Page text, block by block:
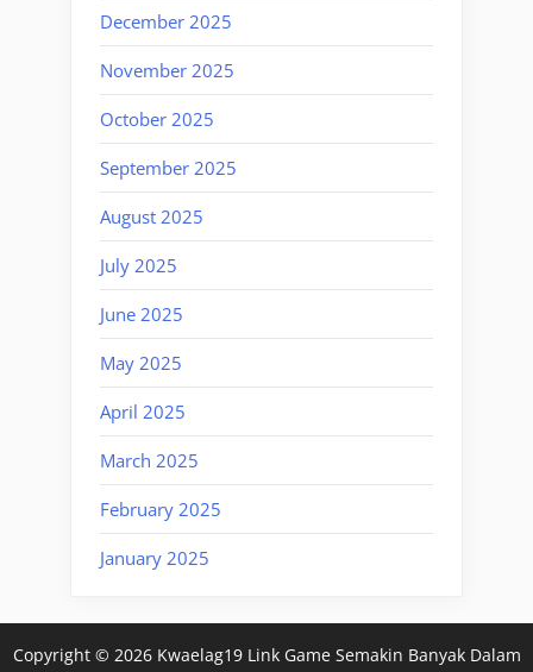
December 2025
November 2025
October 2025
September 2025
August 2025
July 2025
June 2025
May 2025
April 2025
March 2025
February 2025
January 2025
Copyright © 2026 Kwaelag19 Link Game Semakin Banyak Dalam